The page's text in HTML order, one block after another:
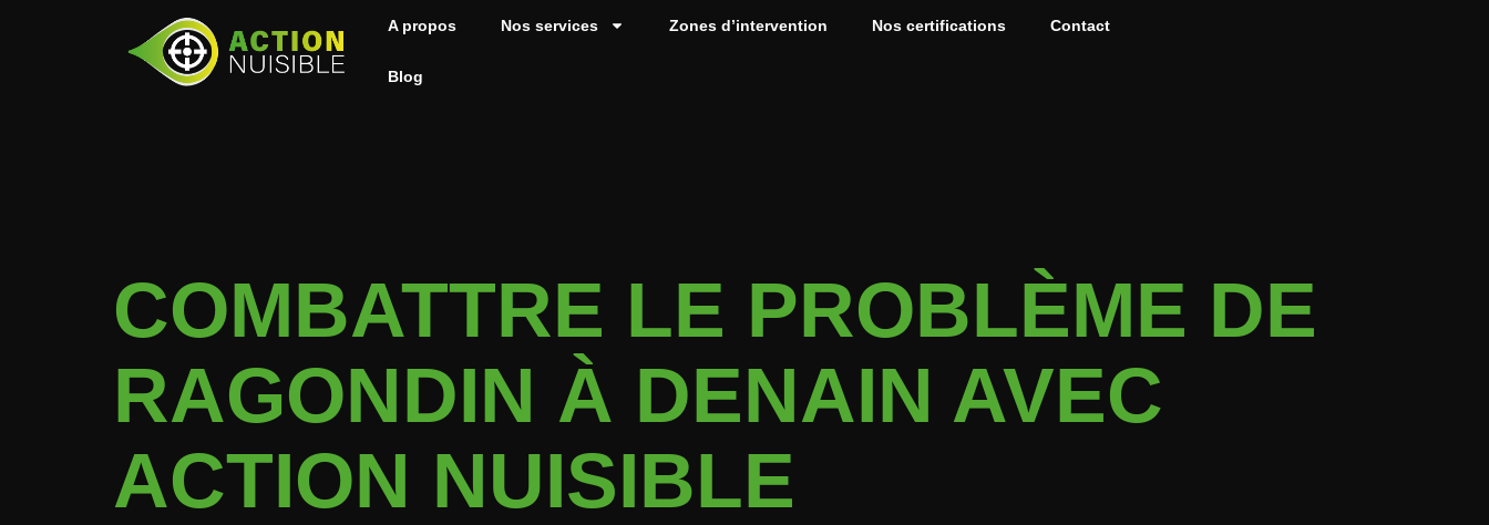
A propos Nos services Zones d’intervention Nos certifications Contact
Blog
COMBATTRE LE PROBLÈME DE
RAGONDIN À DENAIN AVEC
ACTION NUISIBLE